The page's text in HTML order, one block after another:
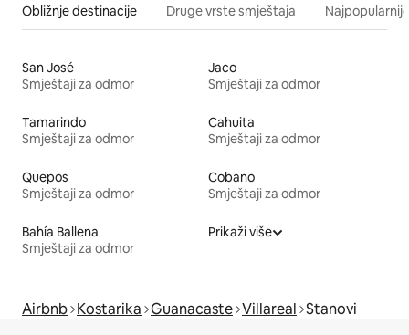
Obližnje destinacije Druge vrste smještaja
San José
Smještaji za odmor
Jaco
Smještaji za odmor
Tamarindo
Smještaji za odmor
Cahuita
Smještaji za odmor
Quepos
Smještaji za odmor
Cobano
Smještaji za odmor
Bahía Ballena
Smještaji za odmor
Prikaži više
Airbnb Kostarika Guanacaste Villareal Stanovi